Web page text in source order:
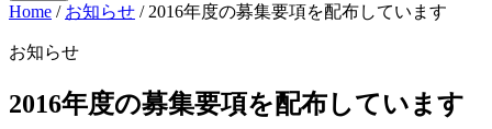
Home / お知らせ / 2016年度の募集要項を配布しています
お知らせ
2016年度の募集要項を配布しています